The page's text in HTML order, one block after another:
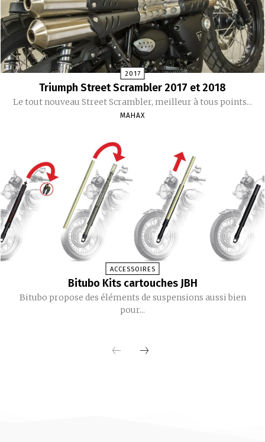
2017
Triumph Street Scrambler 2017 et 2018
Le tout nouveau Street Scrambler, meilleur à tous points...
MAHAX
ACCESSOIRES
Bitubo Kits cartouches JBH
Bitubo propose des éléments de suspensions aussi bien
pour...